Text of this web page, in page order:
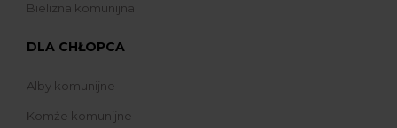
Bielizna komunijna
DLA CHŁOPCA
Alby komunijne
Komże komunijne